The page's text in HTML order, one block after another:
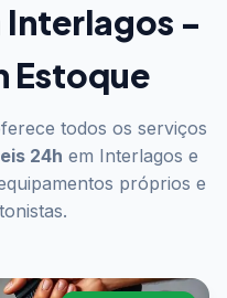
Interlagos -
Estoque
todos os serviços
24h em Interlagos e
próprios e